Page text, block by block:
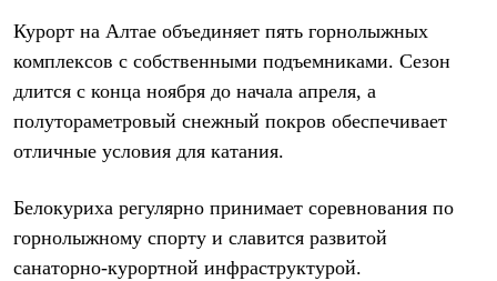
Команда Баск
Сотрудничество
Стать дилером
Корпоративным клиентам
Медиа
Курорт на Алтае объединяет пять горнолыжных
комплексов с собственными подъемниками. Сезон
длится с конца ноября до начала апреля, а
полутораметровый снежный покров обеспечивает
отличные условия для катания.
Белокуриха регулярно принимает соревнования по
горнолыжному спорту и славится развитой
санаторно-курортной инфраструктурой.